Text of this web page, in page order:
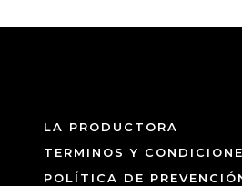
LA PRODUCTORA
TERMINOS Y
POLÍTICA DE